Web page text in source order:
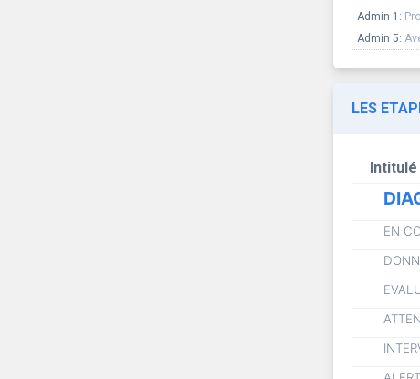
Admin 1:
Admin 5:
LES
Intitulé
EN